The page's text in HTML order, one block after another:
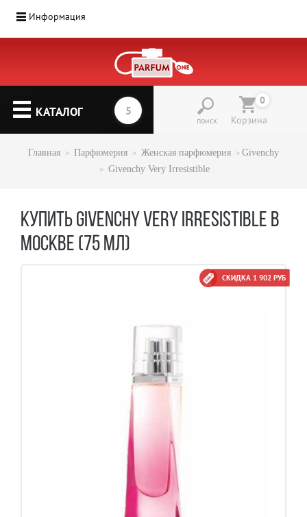
Информация
КАТАЛОГ
поиск
0
Корзина
Главная Парфюмерия Женская парфюмерия
Givenchy
Givenchy Very Irresistible
КУПИТЬ GIVENCHY VERY IRRESISTIBLE В
МОСКВЕ (75 МЛ)
СКИДКА 1 902 РУБ